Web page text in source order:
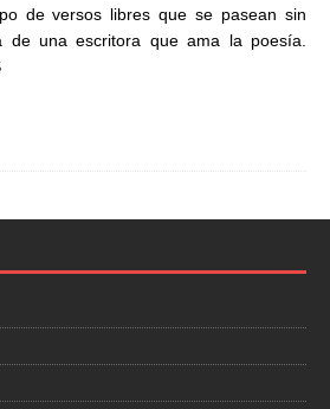
de versos libres que se pasean sin
de una escritora que ama la poesía.